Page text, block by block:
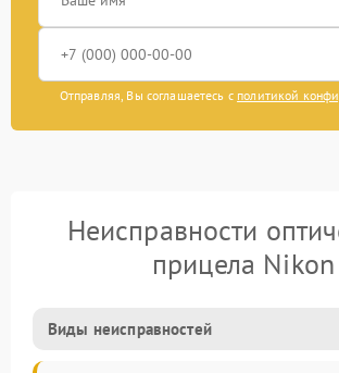
Отправляя, Вы соглашаетесь с политикой
Неисправности
прицела Nikon
Виды неисправностей